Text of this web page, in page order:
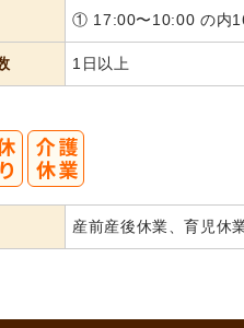
① 17:00〜10:00 の内
1日以上
産前産後休業、育児休